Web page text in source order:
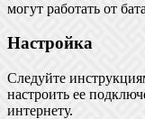
могут работать от
Настройка
Следуйте
настроить ее
интернету.